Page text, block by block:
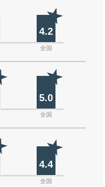
4.2
全国
5.0
全国
4.4
全国